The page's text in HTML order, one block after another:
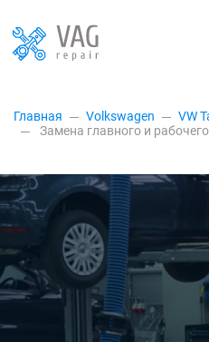
Главная Volkswagen
VW
Замена главного и